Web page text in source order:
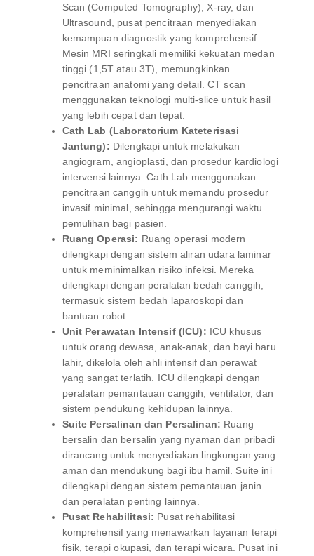
Scan (Computed Tomography), X-ray, dan
Ultrasound, pusat pencitraan menyediakan
kemampuan diagnostik yang komprehensif.
Mesin MRI seringkali memiliki kekuatan medan
tinggi (1,5T atau 3T), memungkinkan
pencitraan anatomi yang detail. CT scan
menggunakan teknologi multi-slice untuk hasil
yang lebih cepat dan tepat.
Cath Lab (Laboratorium Kateterisasi
Jantung): Dilengkapi untuk melakukan
angiogram, angioplasti, dan prosedur kardiologi
intervensi lainnya. Cath Lab menggunakan
pencitraan canggih untuk memandu prosedur
invasif minimal, sehingga mengurangi waktu
pemulihan bagi pasien.
Ruang Operasi: Ruang operasi modern
dilengkapi dengan sistem aliran udara laminar
untuk meminimalkan risiko infeksi. Mereka
dilengkapi dengan peralatan bedah canggih,
termasuk sistem bedah laparoskopi dan
bantuan robot.
Unit Perawatan Intensif (ICU): ICU khusus
untuk orang dewasa, anak-anak, dan bayi baru
lahir, dikelola oleh ahli intensif dan perawat
yang sangat terlatih. ICU dilengkapi dengan
peralatan pemantauan canggih, ventilator, dan
sistem pendukung kehidupan lainnya.
Suite Persalinan dan Persalinan: Ruang
bersalin dan bersalin yang nyaman dan pribadi
dirancang untuk menyediakan lingkungan yang
aman dan mendukung bagi ibu hamil. Suite ini
dilengkapi dengan sistem pemantauan janin
dan peralatan penting lainnya.
Pusat Rehabilitasi: Pusat rehabilitasi
komprehensif yang menawarkan layanan terapi
fisik, terapi okupasi, dan terapi wicara. Pusat ini